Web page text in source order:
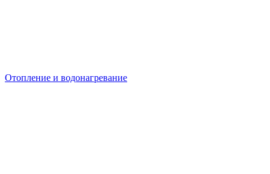
Отопление и водонагревание